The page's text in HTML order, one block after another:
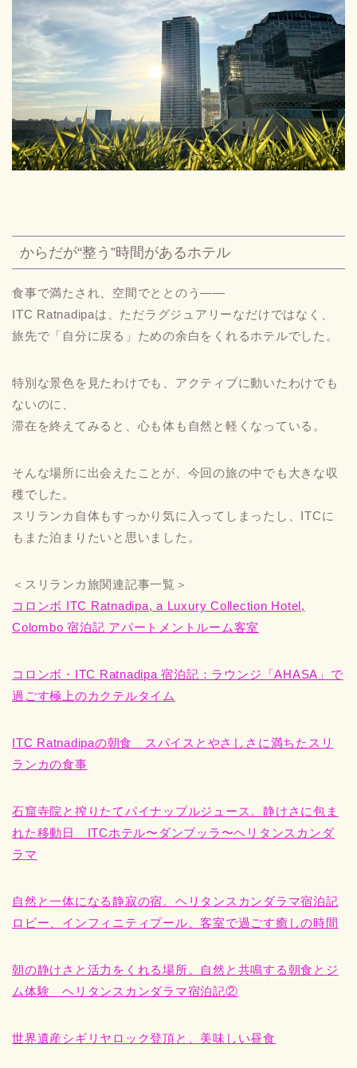
からだが“整う”時間があるホテル
食事で満たされ、空間でととのう――
ITC Ratnadipaは、ただラグジュアリーなだけではなく、
旅先で「自分に戻る」ための余白をくれるホテルでした。
特別な景色を見たわけでも、アクティブに動いたわけでも
ないのに、
滞在を終えてみると、心も体も自然と軽くなっている。
そんな場所に出会えたことが、今回の旅の中でも大きな収
穫でした。
スリランカ自体もすっかり気に入ってしまったし、ITCに
もまた泊まりたいと思いました。
＜スリランカ旅関連記事一覧＞
コロンボ ITC Ratnadipa, a Luxury Collection Hotel,
Colombo 宿泊記 アパートメントルーム客室
コロンボ・ITC Ratnadipa 宿泊記：ラウンジ「AHASA」で
過ごす極上のカクテルタイム
ITC Ratnadipaの朝食 スパイスとやさしさに満ちたスリ
ランカの食事
石窟寺院と搾りたてパイナップルジュース。静けさに包ま
れた移動日 ITCホテル〜ダンブッラ〜ヘリタンスカンダ
ラマ
自然と一体になる静寂の宿。ヘリタンスカンダラマ宿泊記
ロビー、インフィニティプール、客室で過ごす癒しの時間
朝の静けさと活力をくれる場所。自然と共鳴する朝食とジ
ム体験 ヘリタンスカンダラマ宿泊記②
世界遺産シギリヤロック登頂と、美味しい昼食